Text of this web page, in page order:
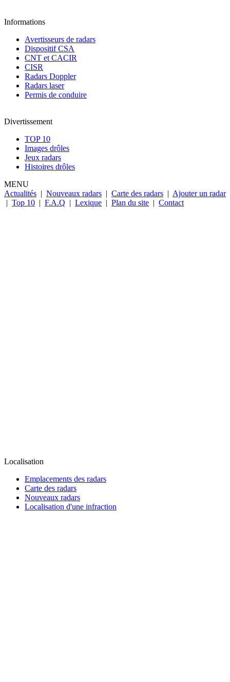
Informations
Avertisseurs de radars
Dispositif CSA
CNT et CACIR
CISR
Radars Doppler
Radars laser
Permis de conduire
Divertissement
TOP 10
Images drôles
Jeux radars
Histoires drôles
MENU
Actualités | Nouveaux radars | Carte des radars | Ajouter un radar
| Top 10 | F.A.Q | Lexique | Plan du site | Contact
Localisation
Emplacements des radars
Carte des radars
Nouveaux radars
Localisation d'une infraction